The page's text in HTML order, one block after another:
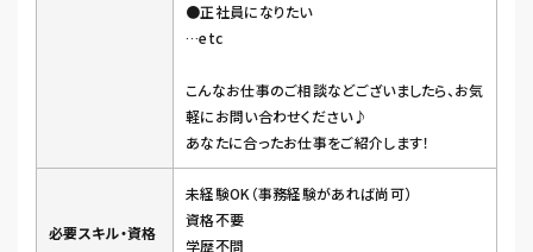
●正社員になりたい
…etc
こんなお仕事のご相談などございましたら、お気
軽にお問い合わせください♪
あなたに合ったお仕事をご紹介します！
必要スキル・資格
未経験OK（事務経験があれば尚可）
資格不要
学歴不問